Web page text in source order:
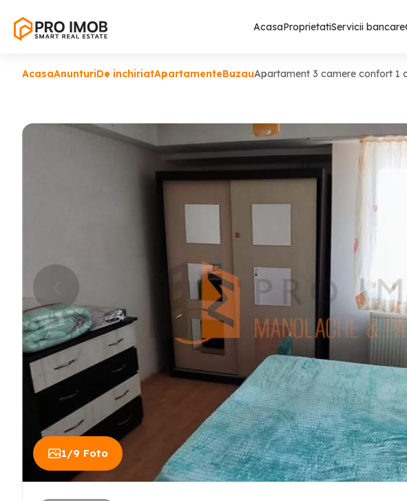
AcasaProprietatiServicii bancare
AcasaAnunturiDe inchiriatApartamenteBuzauApartament 3 camere confort 1
1/9 Foto